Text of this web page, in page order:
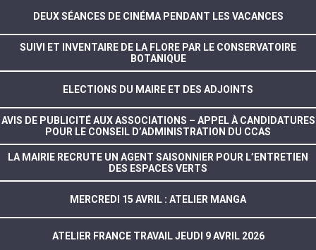
DEUX SÉANCES DE CINÉMA PENDANT LES VACANCES
SUIVI ET INVENTAIRE DE LA FLORE PAR LE CONSERVATOIRE
BOTANIQUE
ELECTIONS DU MAIRE ET DES ADJOINTS
AVIS DE PUBLICITÉ AUX ASSOCIATIONS – APPEL À CANDIDATURES
POUR LE CONSEIL D’ADMINISTRATION DU CCAS
LA MAIRIE RECRUTE UN AGENT SAISONNIER POUR L’ENTRETIEN
DES ESPACES VERTS
MERCREDI 15 AVRIL : ATELIER MANGA
ATELIER FRANCE TRAVAIL JEUDI 9 AVRIL 2026